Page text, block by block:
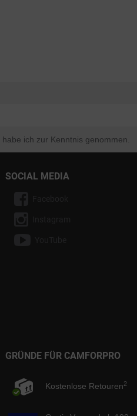
habe ich zur Kenntnis genommen.
SOCIAL MEDIA
GRÜNDE FÜR CAMFORPRO
Kostenlose Retouren2